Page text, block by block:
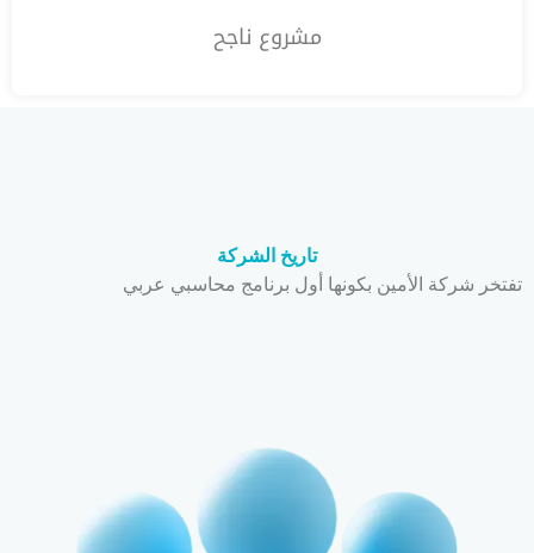
مشروع ناجح
تاريخ الشركة
تفتخر شركة الأمين بكونها أول برنامج محاسبي عربي